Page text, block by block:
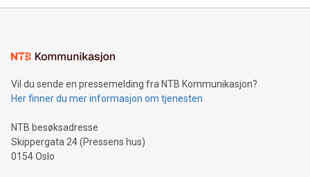
Vil du sende en pressemelding fra NTB Kommunikasjon?
Her finner du mer informasjon om tjenesten
NTB besøksadresse
Skippergata 24 (Pressens hus)
0154 Oslo